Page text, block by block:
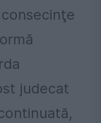
judecat